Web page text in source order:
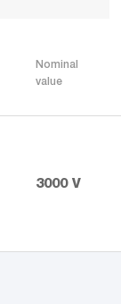
Nominal
value
3000 V